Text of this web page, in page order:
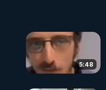
5:48